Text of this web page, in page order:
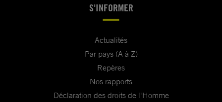
S'INFORMER
Actualités
Par pays (A à Z)
Repères
Nos rapports
Déclaration des droits de l'Homme